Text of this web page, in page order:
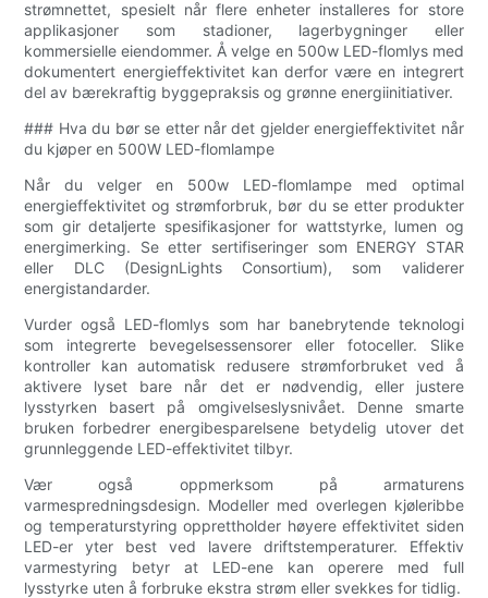
strømnettet, spesielt når flere enheter installeres for store
applikasjoner som stadioner, lagerbygninger eller
kommersielle eiendommer. Å velge en 500w LED-flomlys med
dokumentert energieffektivitet kan derfor være en integrert
del av bærekraftig byggepraksis og grønne energiinitiativer.
### Hva du bør se etter når det gjelder energieffektivitet når
du kjøper en 500W LED-flomlampe
Når du velger en 500w LED-flomlampe med optimal
energieffektivitet og strømforbruk, bør du se etter produkter
som gir detaljerte spesifikasjoner for wattstyrke, lumen og
energimerking. Se etter sertifiseringer som ENERGY STAR
eller DLC (DesignLights Consortium), som validerer
energistandarder.
Vurder også LED-flomlys som har banebrytende teknologi
som integrerte bevegelsessensorer eller fotoceller. Slike
kontroller kan automatisk redusere strømforbruket ved å
aktivere lyset bare når det er nødvendig, eller justere
lysstyrken basert på omgivelseslysnivået. Denne smarte
bruken forbedrer energibesparelsene betydelig utover det
grunnleggende LED-effektivitet tilbyr.
Vær også oppmerksom på armaturens
varmespredningsdesign. Modeller med overlegen kjøleribbe
og temperaturstyring opprettholder høyere effektivitet siden
LED-er yter best ved lavere driftstemperaturer. Effektiv
varmestyring betyr at LED-ene kan operere med full
lysstyrke uten å forbruke ekstra strøm eller svekkes for tidlig.